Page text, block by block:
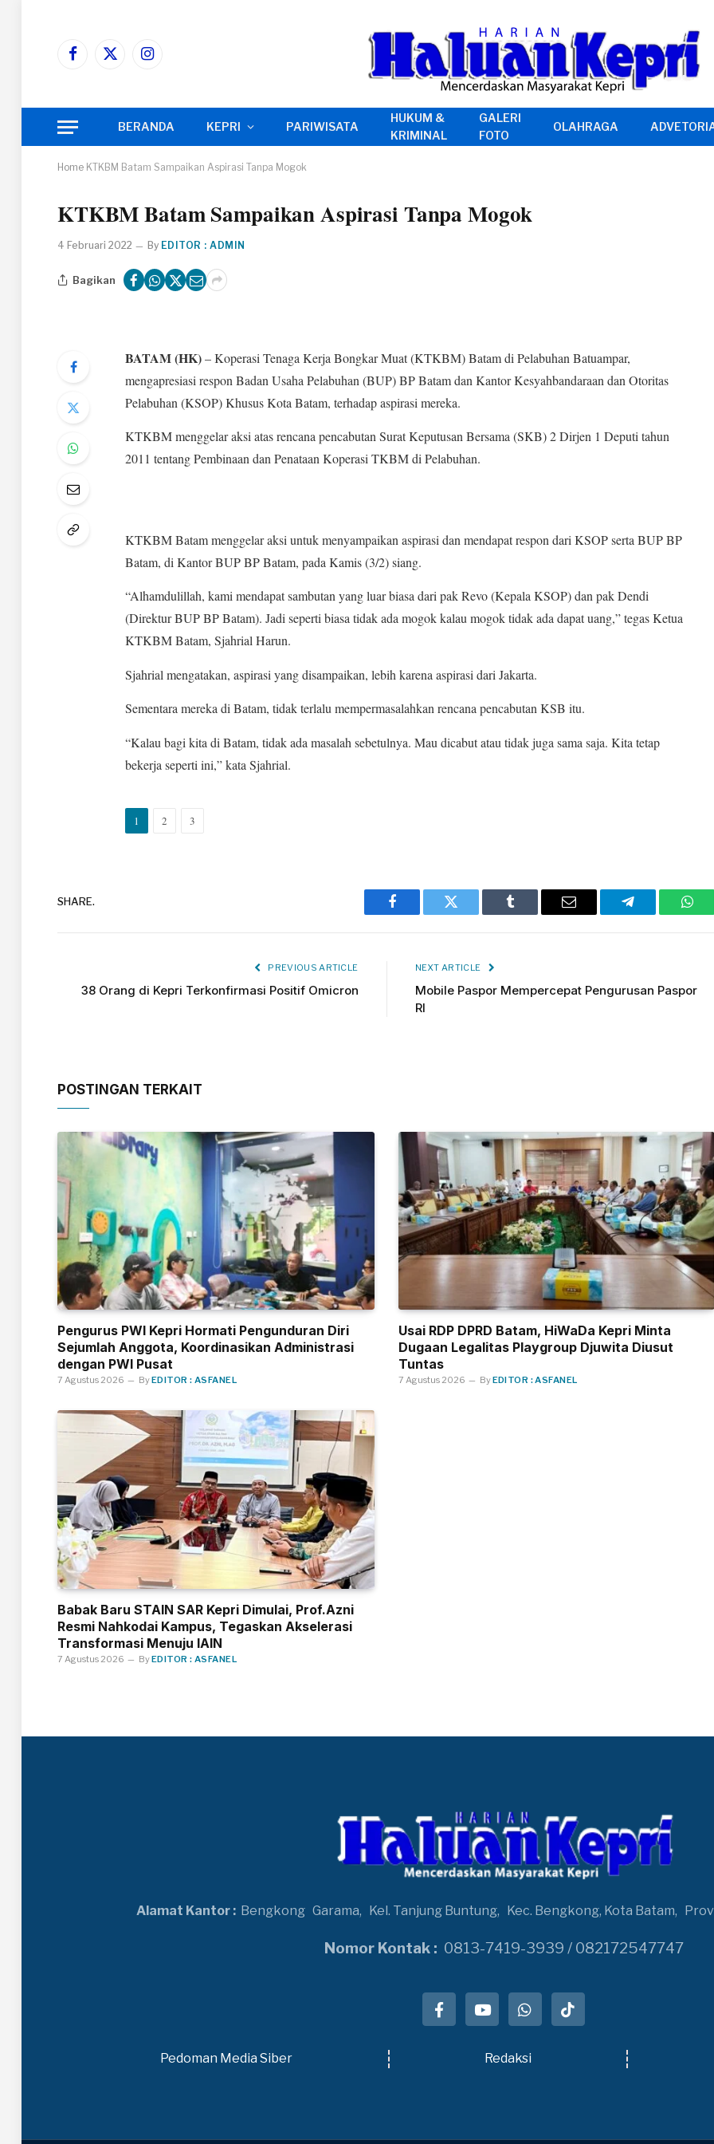
Facebook
X
Instagram
BERANDA KEPRI PARIWISATA
HUKUM &
KRIMINAL
GALERI
FOTO
OLAHRAGA
Home KTKBM Batam Sampaikan Aspirasi Tanpa Mogok
KTKBM Batam Sampaikan Aspirasi Tanpa Mogok
4 Februari 2022 By EDITOR : ADMIN
Bagikan
BATAM (HK)– Koperasi Tenaga Kerja Bongkar Muat (KTKBM) Batam di Pelabuhan Batuampar,
mengapresiasi respon Badan Usaha Pelabuhan (BUP) BP Batam dan Kantor Kesyahbandaraan dan Otoritas
Pelabuhan (KSOP) Khusus Kota Batam, terhadap aspirasi mereka.
KTKBM menggelar aksi atas rencana pencabutan Surat Keputusan Bersama (SKB) 2 Dirjen 1 Deputi tahun
2011 tentang Pembinaan dan Penataan Koperasi TKBM di Pelabuhan.
KTKBM Batam menggelar aksi untuk menyampaikan aspirasi dan mendapat respon dari KSOP serta BUP BP
Batam, di Kantor BUP BP Batam, pada Kamis (3/2) siang.
“Alhamdulillah, kami mendapat sambutan yang luar biasa dari pak Revo (Kepala KSOP) dan pak Dendi
(Direktur BUP BP Batam). Jadi seperti biasa tidak ada mogok kalau mogok tidak ada dapat uang,” tegas Ketua
KTKBM Batam, Sjahrial Harun.
Sjahrial mengatakan, aspirasi yang disampaikan, lebih karena aspirasi dari Jakarta.
Sementara mereka di Batam, tidak terlalu mempermasalahkan rencana pencabutan KSB itu.
“Kalau bagi kita di Batam, tidak ada masalah sebetulnya. Mau dicabut atau tidak juga sama saja. Kita tetap
bekerja seperti ini,” kata Sjahrial.
1 2 3
SHARE.
Facebook Twitter Tumblr Email Telegram
PREVIOUS ARTICLE
38 Orang di Kepri Terkonfirmasi Positif Omicron
NEXT ARTICLE
Mobile Paspor Mempercepat Pengurusan Paspor
RI
POSTINGAN TERKAIT
Pengurus PWI Kepri Hormati Pengunduran Diri
Sejumlah Anggota, Koordinasikan Administrasi
dengan PWI Pusat
7 Agustus 2026 ByEDITOR : ASFANEL
Usai RDP DPRD Batam, HiWaDa Kepri Minta
Dugaan Legalitas Playgroup Djuwita Diusut
Tuntas
7 Agustus 2026 ByEDITOR : ASFANEL
Babak Baru STAIN SAR Kepri Dimulai, Prof.Azni
Resmi Nahkodai Kampus, Tegaskan Akselerasi
Transformasi Menuju IAIN
7 Agustus 2026 ByEDITOR : ASFANEL
Alamat Kantor : Bengkong Garama, Kel. Tanjung Buntung, Kec. Bengkong, Kota Batam,
Nomor Kontak : 0813-7419-3939 / 082172547747
Pedoman Media Siber Redaksi